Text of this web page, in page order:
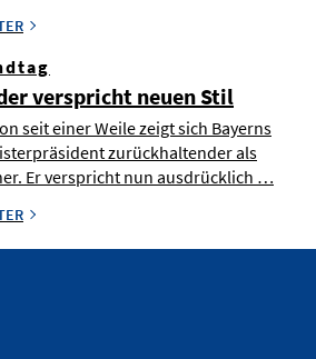
verspricht neuen Stil
seit einer Weile zeigt sich Bayerns
zurückhaltender als
Er verspricht nun ausdrücklich …